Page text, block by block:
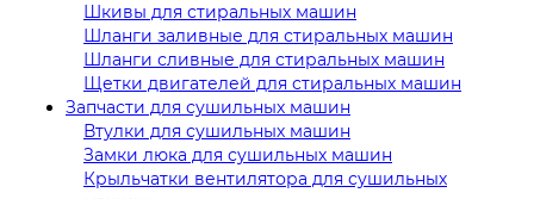
Шкивы для стиральных машин
Шланги заливные для стиральных машин
Шланги сливные для стиральных машин
Щетки двигателей для стиральных машин
Запчасти для сушильных машин
Втулки для сушильных машин
Замки люка для сушильных машин
Крыльчатки вентилятора для сушильных